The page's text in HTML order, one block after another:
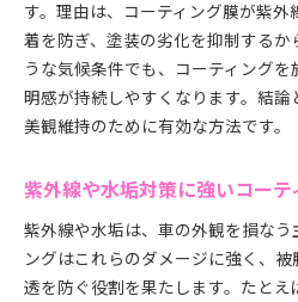
す。理由は、コーティング膜が紫
着を防ぎ、塗装の劣化を抑制する
うな気候条件でも、コーティング
明感が持続しやすくなります。結
美観維持のために有効な方法です。
紫外線や水垢対策に強いコーテ
紫外線や水垢は、車の外観を損なう
ングはこれらのダメージに強く、
透を防ぐ役割を果たします。たと